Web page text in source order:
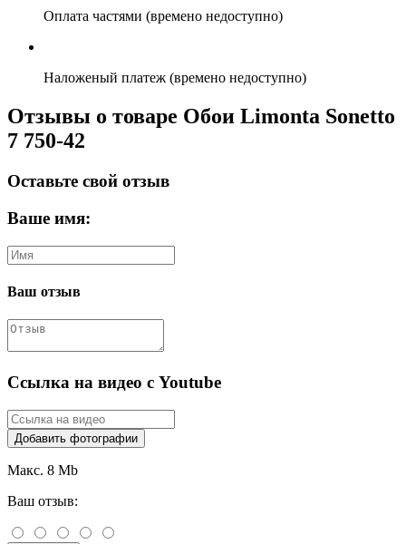
Оплата частями (времено недоступно)
Наложеный платеж (времено недоступно)
Отзывы о товаре Обои Limonta Sonetto
7 750-42
Оставьте свой отзыв
Ваше имя:
Ваш отзыв
Ссылка на видео с Youtube
Добавить фотографии
Макс. 8 Mb
Ваш отзыв: